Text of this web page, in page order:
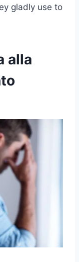
gladly use to
alla